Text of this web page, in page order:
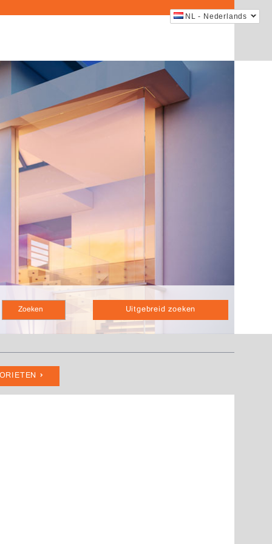
NL - Nederlands
Uitgebreid zoeken